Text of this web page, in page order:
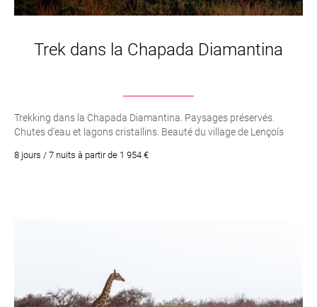
Trek dans la Chapada Diamantina
Trekking dans la Chapada Diamantina. Paysages préservés.
Chutes d’eau et lagons cristallins. Beauté du village de Lençoís
8 jours / 7 nuits à partir de 1 954 €